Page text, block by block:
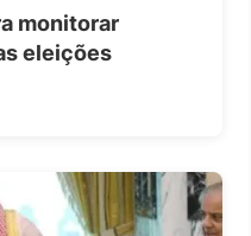
monitorar
eleições